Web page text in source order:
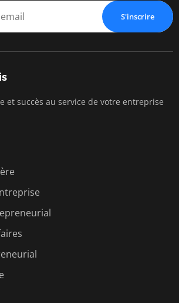
S'inscrire
et succès au service de votre entreprise